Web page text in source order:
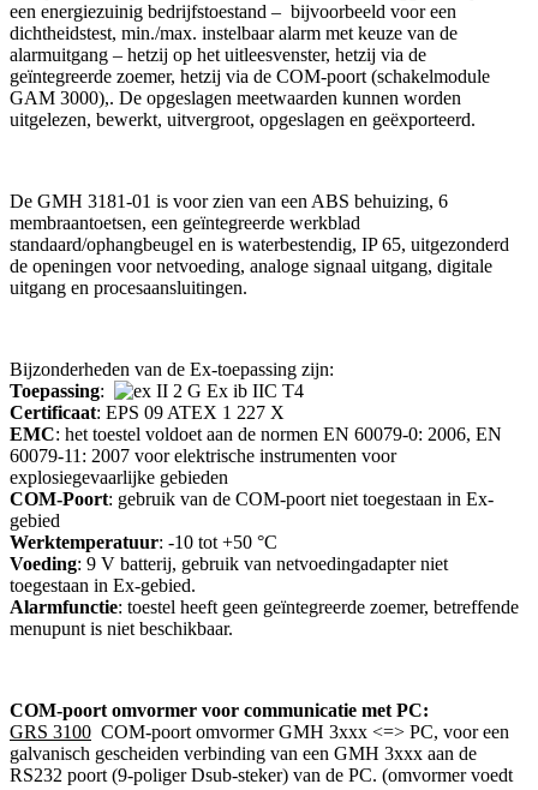
een energiezuinig bedrijfstoestand – bijvoorbeeld voor een
dichtheidstest, min./max. instelbaar alarm met keuze van de
alarmuitgang – hetzij op het uitleesvenster, hetzij via de
geïntegreerde zoemer, hetzij via de COM-poort (schakelmodule
GAM 3000),. De opgeslagen meetwaarden kunnen worden
uitgelezen, bewerkt, uitvergroot, opgeslagen en geëxporteerd.
De GMH 3181-01 is voor zien van een ABS behuizing, 6
membraantoetsen, een geïntegreerde werkblad
standaard/ophangbeugel en is waterbestendig, IP 65, uitgezonderd
de openingen voor netvoeding, analoge signaal uitgang, digitale
uitgang en procesaansluitingen.
Bijzonderheden van de Ex-toepassing zijn:
Toepassing:
II 2 G Ex ib IIC T4
Certificaat: EPS 09 ATEX 1 227 X
EMC: het toestel voldoet aan de normen EN 60079-0: 2006, EN
60079-11: 2007 voor elektrische instrumenten voor
explosiegevaarlijke gebieden
COM-Poort: gebruik van de COM-poort niet toegestaan in Ex-
gebied
Werktemperatuur: -10 tot +50 °C
Voeding: 9 V batterij, gebruik van netvoedingadapter niet
toegestaan in Ex-gebied.
Alarmfunctie: toestel heeft geen geïntegreerde zoemer, betreffende
menupunt is niet beschikbaar.
COM-poort omvormer voor communicatie met PC:
GRS 3100 COM-poort omvormer GMH 3xxx <=> PC, voor een
galvanisch gescheiden verbinding van een GMH 3xxx aan de
RS232 poort (9-poliger Dsub-steker) van de PC. (omvormer voedt